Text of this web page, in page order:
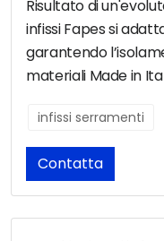
Risultato di
infissi Fapes si
garantendo
materiali Made in
infissi serramenti
Contatta